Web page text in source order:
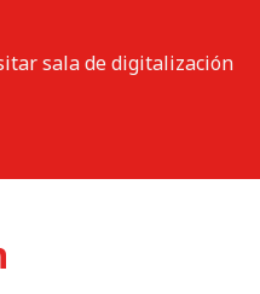
sala de digitalización